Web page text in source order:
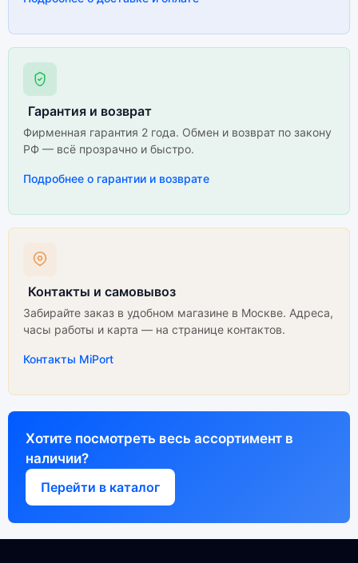
Гарантия и возврат
Фирменная гарантия 2 года. Обмен и возврат по закону
РФ — всё прозрачно и быстро.
Подробнее о гарантии и возврате
Контакты и самовывоз
Забирайте заказ в удобном магазине в Москве. Адреса,
часы работы и карта — на странице контактов.
Контакты MiPort
Хотите посмотреть весь ассортимент в
наличии?
Перейти в каталог